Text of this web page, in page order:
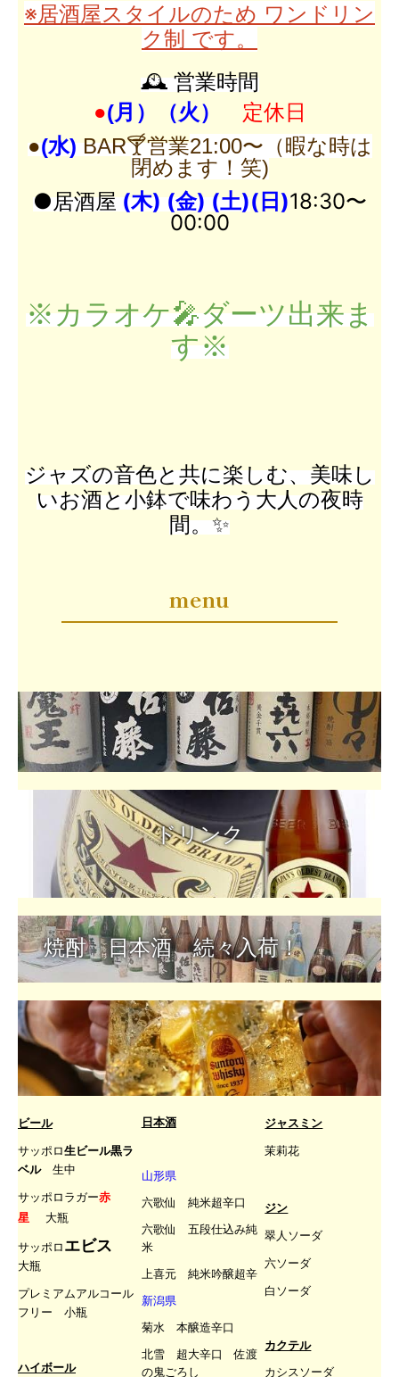
※居酒屋スタイルのため ワンドリン
ク制 です。
🕰 営業時間
●(月）（火）
定休日
●(水)BAR🍸営業21:00〜（暇な時は
閉めます！笑)
●居酒屋(木) (金) (土)(日)18:30〜
00:00
※カラオケ🎤ダーツ出来ま
す※
ジャズの音色と共に楽しむ、美味し
いお酒と小鉢で味わう大人の夜時
間。✨
menu
焼酎　日本酒　続々入荷！
ビール
サッポロ生ビール黒ラ
ベル 生中
サッポロラガー赤
星
大瓶
サッポロエビス
大瓶
プレミアムアルコール
フリー 小瓶
ハイボール
日本酒
山形県
六歌仙 純米超辛口
六歌仙 五段仕込み純
米
上喜元 純米吟醸超辛
新潟県
菊水 本醸造辛口
北雪 超大辛口 佐渡
の鬼ごろし
ジャスミン
茉莉花
ジン
翠人ソーダ
六ソーダ
白ソーダ
カクテル
カシスソーダ